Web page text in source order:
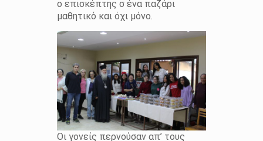
ο επισκέπτης σ ένα παζάρι
μαθητικό και όχι μόνο.
Οι γονείς περνούσαν απ’ τους